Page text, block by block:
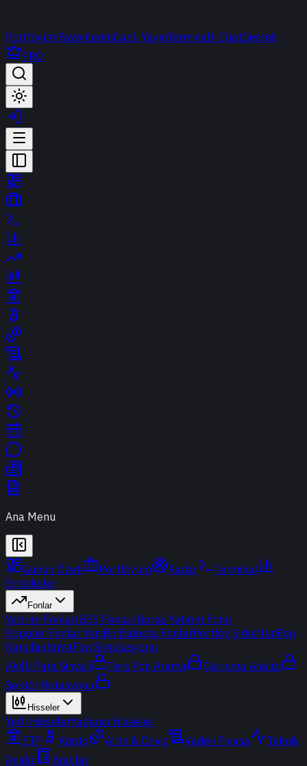
PortföyümFavorilerimCanlı YayınTerminalt-ChatDestek
PRO
Ana Menu
Günün Özeti Portföyüm Radar
Terminal
Endeksler
Fonlar
Yatırım FonlarıBES FonlarıBorsa Yatırım Fonu
Popüler Fonlar YeniBir Bakışta FonlarPortföy ŞirketleriFon
KarşılaştırmaFon Simülasyonu
Akıllı Para Sinyali
Ters Fon Arama
Çakışma Analizi
Sektör Rotasyonu
Hisseler
Yerli HisselerYabancı Hisseler
ETF
Kripto Altın & Döviz Vadeli Piyasa
Teknik
Analiz
Araçlar